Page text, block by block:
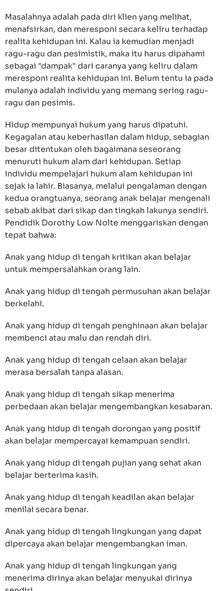
Masalahnya adalah pada diri klien yang melihat,
menafsirkan, dan meresponi secara keliru terhadap
realita kehidupan ini. Kalau ia kemudian menjadi
ragu-ragu dan pesimistik, maka itu harus dipahami
sebagai "dampak" dari caranya yang keliru dalam
meresponi realita kehidupan ini. Belum tentu ia pada
mulanya adalah individu yang memang sering ragu-
ragu dan pesimis.
Hidup mempunyai hukum yang harus dipatuhi.
Kegagalan atau keberhasilan dalam hidup, sebagian
besar ditentukan oleh bagaimana seseorang
menuruti hukum alam dari kehidupan. Setiap
individu mempelajari hukum alam kehidupan ini
sejak ia lahir. Biasanya, melalui pengalaman dengan
kedua orangtuanya, seorang anak belajar mengenali
sebab akibat dari sikap dan tingkah lakunya sendiri.
Pendidik Dorothy Low Nolte menggariskan dengan
tepat bahwa:
Anak yang hidup di tengah kritikan akan belajar
untuk mempersalahkan orang lain.
Anak yang hidup di tengah permusuhan akan belajar
berkelahi.
Anak yang hidup di tengah penghinaan akan belajar
membenci atau malu dan rendah diri.
Anak yang hidup di tengah celaan akan belajar
merasa bersalah tanpa alasan.
Anak yang hidup di tengah sikap menerima
perbedaan akan belajar mengembangkan kesabaran.
Anak yang hidup di tengah dorongan yang positif
akan belajar mempercayai kemampuan sendiri.
Anak yang hidup di tengah pujian yang sehat akan
belajar berterima kasih.
Anak yang hidup di tengah keadilan akan belajar
menilai secara benar.
Anak yang hidup di tengah lingkungan yang dapat
dipercaya akan belajar mengembangkan iman.
Anak yang hidup di tengah lingkungan yang
menerima dirinya akan belajar menyukai dirinya